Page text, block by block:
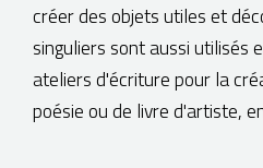
créer des objets utiles et
singuliers sont aussi utilisés
ateliers d'écriture pour la
poésie ou de livre d'artiste,